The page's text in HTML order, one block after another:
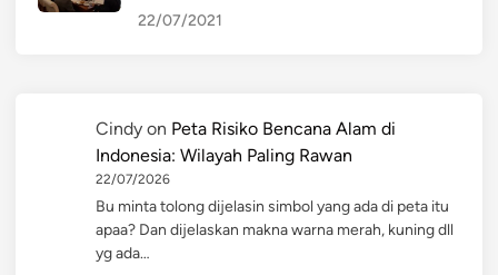
22/07/2021
Cindy on Peta Risiko Bencana Alam di
Indonesia: Wilayah Paling Rawan
22/07/2026
Bu minta tolong dijelasin simbol yang ada di peta itu
apaa? Dan dijelaskan makna warna merah, kuning dll
yg ada…